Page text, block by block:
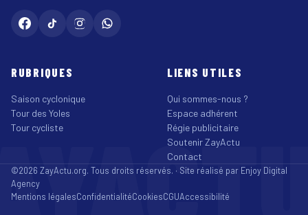
RUBRIQUES
Saison cyclonique
Tour des Yoles
Tour cycliste
LIENS UTILES
Qui sommes-nous ?
Espace adhérent
Régie publicitaire
Soutenir ZayActu
Contact
©2026 ZayActu.org. Tous droits réservés. · Site réalisé par Enjoy Digital
Agency
Mentions légalesConfidentialitéCookiesCGUAccessibilité